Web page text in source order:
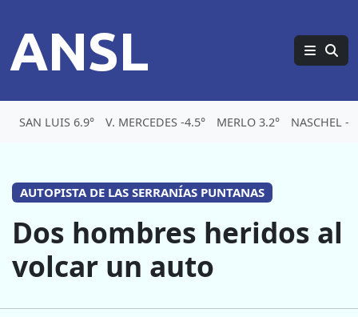
ANSL
SAN LUIS 6.9° V. MERCEDES -4.5° MERLO 3.2° NASCHEL -
AUTOPISTA DE LAS SERRANÍAS PUNTANAS
Dos hombres heridos al
volcar un auto